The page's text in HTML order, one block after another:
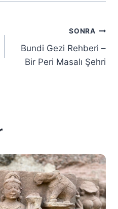
SONRA
Bundi Gezi Rehberi –
Bir Peri Masalı Şehri